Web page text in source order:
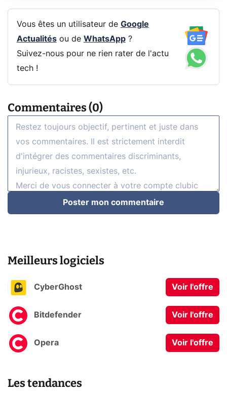
Vous êtes un utilisateur de Google
Actualitésou de WhatsApp?
Suivez-nous pour ne rien rater de l'actu
tech !
Commentaires (0)
Poster mon commentaire
Meilleurs logiciels
CyberGhost Voir l'offre
Bitdefender Voir l'offre
Opera Voir l'offre
Les tendances